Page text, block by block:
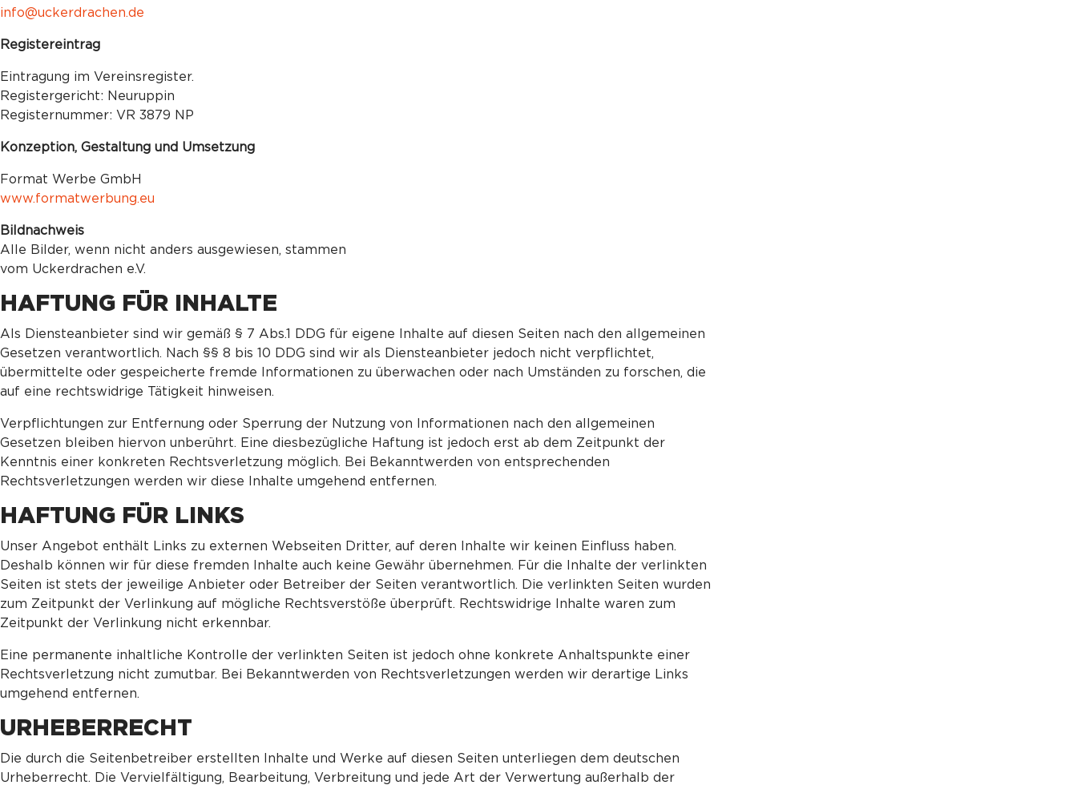
info@uckerdrachen.de
Registereintrag
Eintragung im Vereinsregister.
Registergericht: Neuruppin
Registernummer: VR 3879 NP
Konzeption, Gestaltung und Umsetzung
Format Werbe GmbH
www.formatwerbung.eu
Bildnachweis
Alle Bilder, wenn nicht anders ausgewiesen, stammen
vom Uckerdrachen e.V.
HAFTUNG FÜR INHALTE
Als Diensteanbieter sind wir gemäß § 7 Abs.1 DDG für eigene Inhalte auf diesen Seiten nach den allgemeinen
Gesetzen verantwortlich. Nach §§ 8 bis 10 DDG sind wir als Diensteanbieter jedoch nicht verpflichtet,
übermittelte oder gespeicherte fremde Informationen zu überwachen oder nach Umständen zu forschen, die
auf eine rechtswidrige Tätigkeit hinweisen.
Verpflichtungen zur Entfernung oder Sperrung der Nutzung von Informationen nach den allgemeinen
Gesetzen bleiben hiervon unberührt. Eine diesbezügliche Haftung ist jedoch erst ab dem Zeitpunkt der
Kenntnis einer konkreten Rechtsverletzung möglich. Bei Bekanntwerden von entsprechenden
Rechtsverletzungen werden wir diese Inhalte umgehend entfernen.
HAFTUNG FÜR LINKS
Unser Angebot enthält Links zu externen Webseiten Dritter, auf deren Inhalte wir keinen Einfluss haben.
Deshalb können wir für diese fremden Inhalte auch keine Gewähr übernehmen. Für die Inhalte der verlinkten
Seiten ist stets der jeweilige Anbieter oder Betreiber der Seiten verantwortlich. Die verlinkten Seiten wurden
zum Zeitpunkt der Verlinkung auf mögliche Rechtsverstöße überprüft. Rechtswidrige Inhalte waren zum
Zeitpunkt der Verlinkung nicht erkennbar.
Eine permanente inhaltliche Kontrolle der verlinkten Seiten ist jedoch ohne konkrete Anhaltspunkte einer
Rechtsverletzung nicht zumutbar. Bei Bekanntwerden von Rechtsverletzungen werden wir derartige Links
umgehend entfernen.
URHEBERRECHT
Die durch die Seitenbetreiber erstellten Inhalte und Werke auf diesen Seiten unterliegen dem deutschen
Urheberrecht. Die Vervielfältigung, Bearbeitung, Verbreitung und jede Art der Verwertung außerhalb der